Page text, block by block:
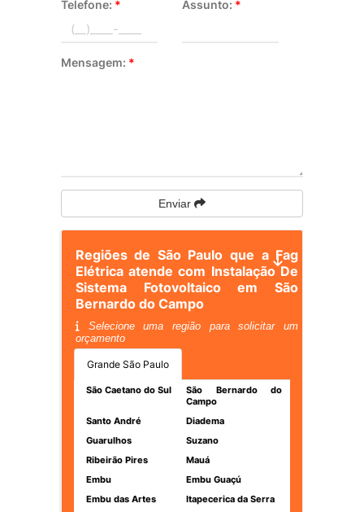
Telefone: * Assunto: *
Mensagem: *
Enviar
Regiões de São Paulo que a Fag
Elétrica atende com Instalação De
Sistema Fotovoltaico em São
Bernardo do Campo
Selecione uma região para solicitar um
orçamento
Grande São Paulo
São Caetano do Sul
São Bernardo do
Campo
Santo André
Diadema
Guarulhos
Suzano
Ribeirão Pires
Mauá
Embu
Embu Guaçú
Embu das Artes
Itapecerica da Serra